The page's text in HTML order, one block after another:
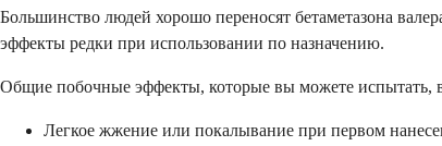
Большинство людей хорошо переносят бетаметазона
эффекты редки при использовании по назначению.
Общие побочные эффекты, которые вы можете испытать,
Легкое жжение или покалывание при первом